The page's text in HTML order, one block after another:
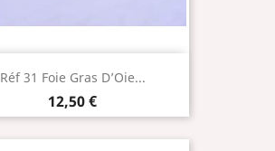
Réf 31 Foie Gras D’Oie...
Prix
12,50 €